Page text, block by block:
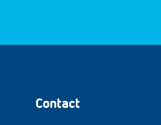
Contact